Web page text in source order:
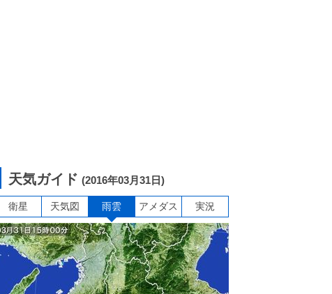
天気ガイド (2016年03月31日)
衛星 天気図 雨雲 アメダス 実況